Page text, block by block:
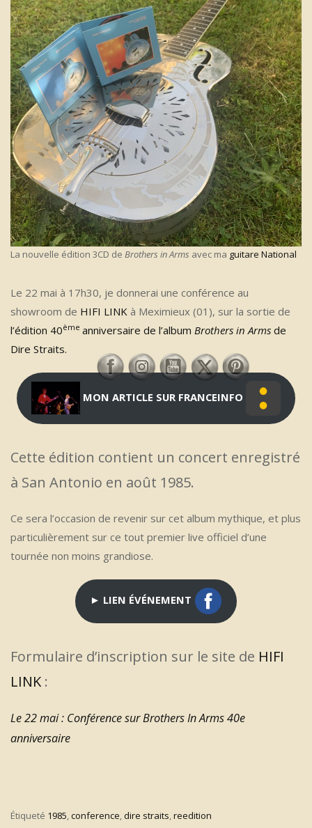
La nouvelle édition 3CD de Brothers in Arms avec ma guitare National
Le 22 mai à 17h30, je donnerai une conférence au
showroom de HIFI LINK à Meximieux (01), sur la sortie de
l’édition 40ème anniversaire de l’album Brothers in Arms de
Dire Straits.
MON ARTICLE SUR FRANCEINFO
Cette édition contient un concert enregistré
à San Antonio en août 1985.
Ce sera l’occasion de revenir sur cet album mythique, et plus
particulièrement sur ce tout premier live officiel d’une
tournée non moins grandiose.
► LIEN ÉVÉNEMENT
Formulaire d’inscription sur le site de HIFI
LINK :
Le 22 mai : Conférence sur Brothers In Arms 40e
anniversaire
Étiqueté 1985,conference,dire straits,reedition